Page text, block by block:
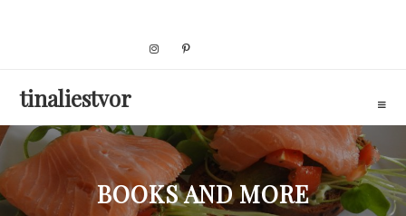
tinaliestvor
BOOKS AND MORE